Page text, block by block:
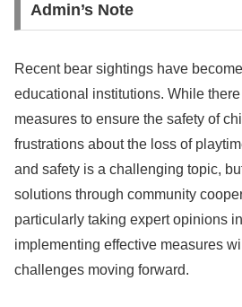
Admin’s Note
Recent bear sightings have
educational institutions. While
measures to ensure the safety of
frustrations about the loss of
and safety is a challenging topic,
solutions through community
particularly taking expert opinions
implementing effective measures
challenges moving forward.